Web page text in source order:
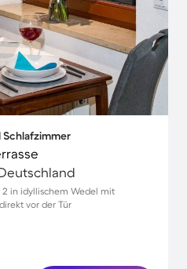
Schlafzimmer
in idyllischem Wedel mit
vor der Tür